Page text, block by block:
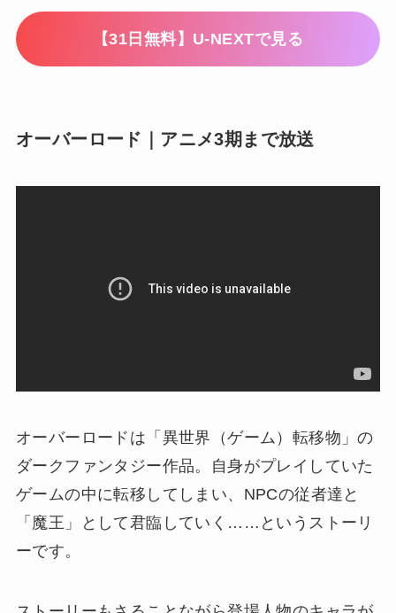
【31日無料】U-NEXTで見る
オーバーロード｜アニメ3期まで放送
オーバーロードは「異世界（ゲーム）転移物」の
ダークファンタジー作品。自身がプレイしていた
ゲームの中に転移してしまい、NPCの従者達と
「魔王」として君臨していく… …というストーリ
ーです。